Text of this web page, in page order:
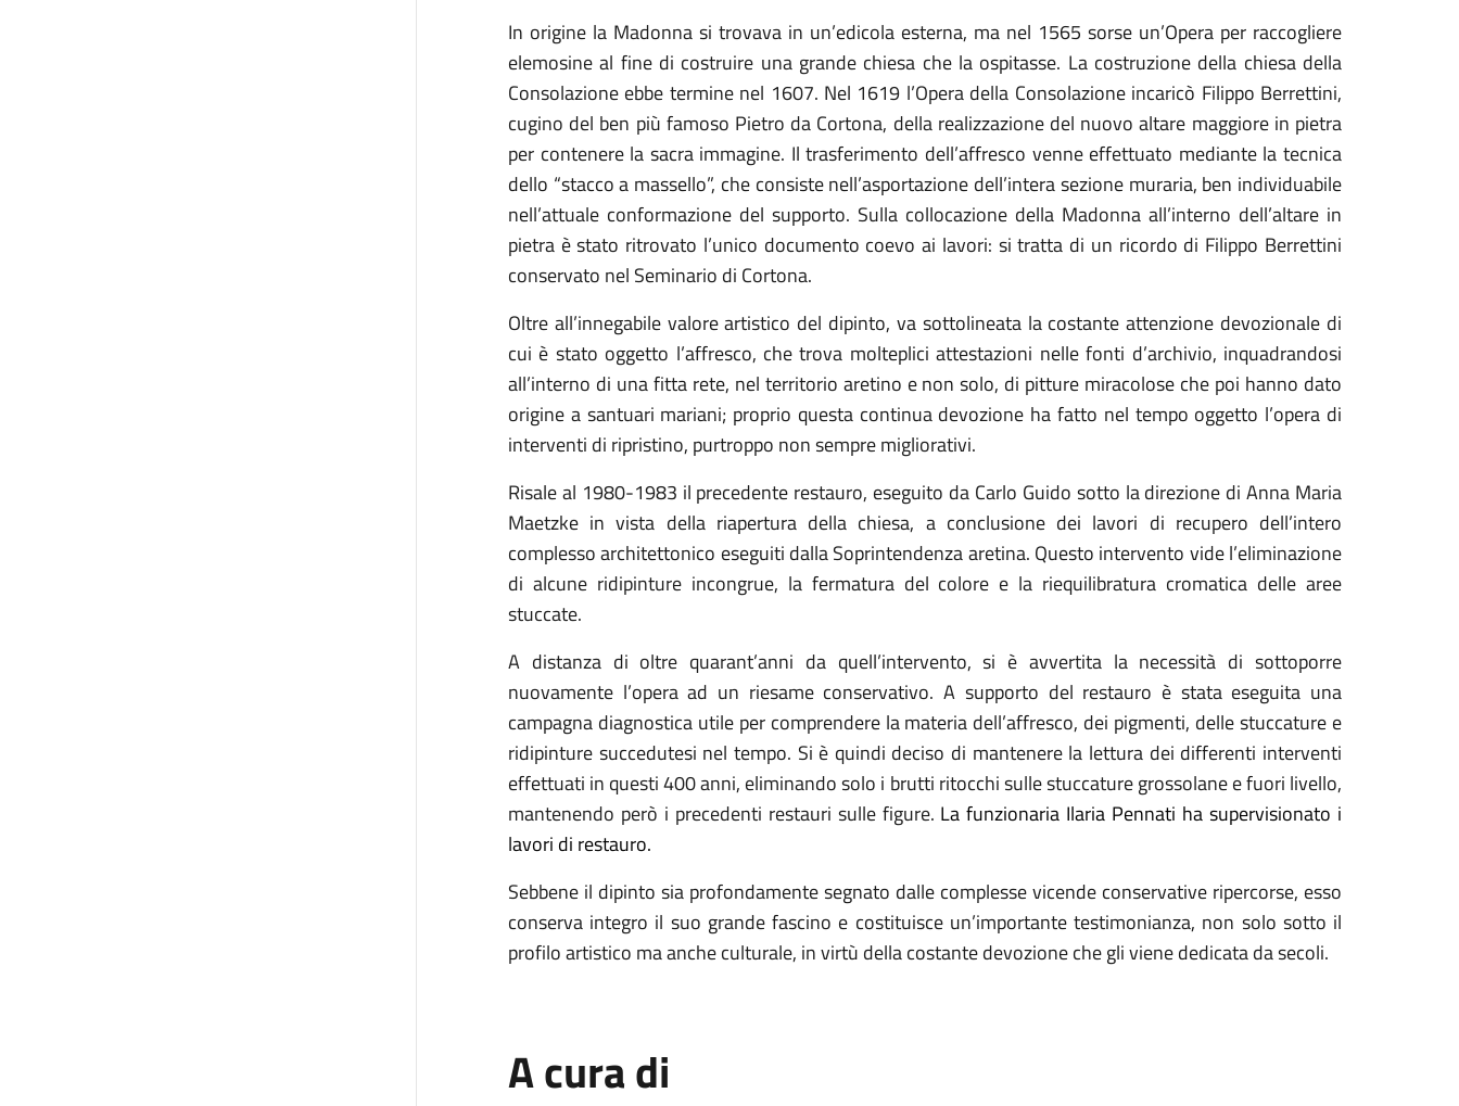
In origine la Madonna si trovava in un’edicola esterna, ma nel 1565 sorse un’Opera per raccogliere
elemosine al fine di costruire una grande chiesa che la ospitasse. La costruzione della chiesa della
Consolazione ebbe termine nel 1607. Nel 1619 l’Opera della Consolazione incaricò Filippo Berrettini,
cugino del ben più famoso Pietro da Cortona, della realizzazione del nuovo altare maggiore in pietra
per contenere la sacra immagine. Il trasferimento dell’affresco venne effettuato mediante la tecnica
dello “stacco a massello”, che consiste nell’asportazione dell’intera sezione muraria, ben individuabile
nell’attuale conformazione del supporto. Sulla collocazione della Madonna all’interno dell’altare in
pietra è stato ritrovato l’unico documento coevo ai lavori: si tratta di un ricordo di Filippo Berrettini
conservato nel Seminario di Cortona.
Oltre all’innegabile valore artistico del dipinto, va sottolineata la costante attenzione devozionale di
cui è stato oggetto l’affresco, che trova molteplici attestazioni nelle fonti d’archivio, inquadrandosi
all’interno di una fitta rete, nel territorio aretino e non solo, di pitture miracolose che poi hanno dato
origine a santuari mariani; proprio questa continua devozione ha fatto nel tempo oggetto l’opera di
interventi di ripristino, purtroppo non sempre migliorativi.
Risale al 1980-1983 il precedente restauro, eseguito da Carlo Guido sotto la direzione di Anna Maria
Maetzke in vista della riapertura della chiesa, a conclusione dei lavori di recupero dell’intero
complesso architettonico eseguiti dalla Soprintendenza aretina. Questo intervento vide l’eliminazione
di alcune ridipinture incongrue, la fermatura del colore e la riequilibratura cromatica delle aree
stuccate.
A distanza di oltre quarant’anni da quell’intervento, si è avvertita la necessità di sottoporre
nuovamente l’opera ad un riesame conservativo. A supporto del restauro è stata eseguita una
campagna diagnostica utile per comprendere la materia dell’affresco, dei pigmenti, delle stuccature e
ridipinture succedutesi nel tempo. Si è quindi deciso di mantenere la lettura dei differenti interventi
effettuati in questi 400 anni, eliminando solo i brutti ritocchi sulle stuccature grossolane e fuori livello,
mantenendo però i precedenti restauri sulle figure. La funzionaria Ilaria Pennati ha supervisionato i
lavori di restauro.
Sebbene il dipinto sia profondamente segnato dalle complesse vicende conservative ripercorse, esso
conserva integro il suo grande fascino e costituisce un’importante testimonianza, non solo sotto il
profilo artistico ma anche culturale, in virtù della costante devozione che gli viene dedicata da secoli.
A cura di